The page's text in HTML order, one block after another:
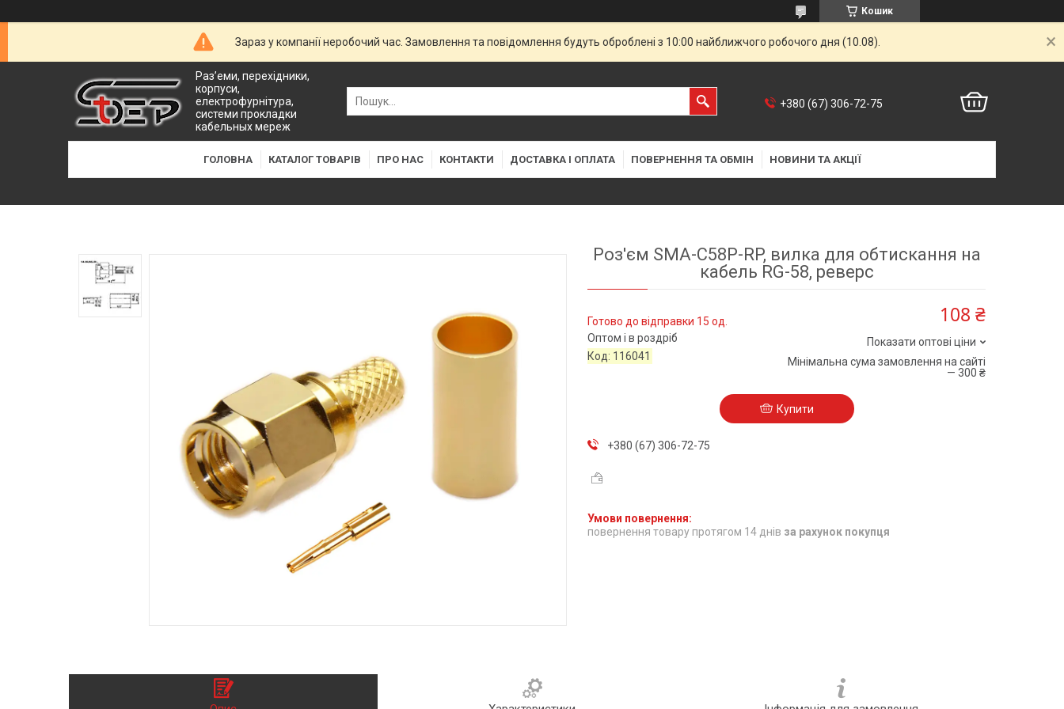
Кошик
Зараз у компанії неробочий час. Замовлення та повідомлення будуть оброблені з 10:00 найближчого робочого дня (10.08).
Раз’еми, перехідники,
корпуси,
електрофурнітура,
системи прокладки
кабельных мереж
+380 (67) 306-72-75
ГОЛОВНА КАТАЛОГ ТОВАРІВ ПРО НАС КОНТАКТИ ДОСТАВКА І ОПЛАТА ПОВЕРНЕННЯ ТА ОБМІН НОВИНИ ТА АКЦІЇ
Роз'єм SMA-C58P-RP, вилка для обтискання на
кабель RG-58, реверс
Готово до відправки 15 од.
Оптом і в роздріб
Код: 116041
108 ₴
Показати оптові ціни
Мінімальна сума замовлення на сайті
— 300 ₴
Купити
+380 (67) 306-72-75
повернення товару протягом 14 днів за рахунок покупця